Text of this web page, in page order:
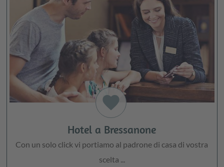
favorite
Hotel a Bressanone
Con un solo click vi portiamo al padrone di casa di vostra
scelta ...